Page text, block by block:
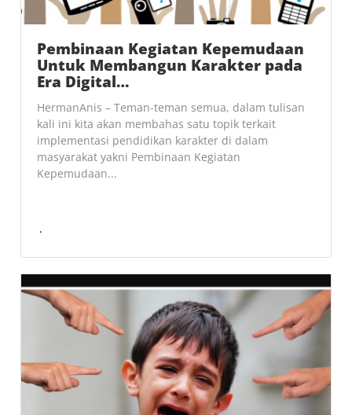
Pembinaan Kegiatan Kepemudaan
Untuk Membangun Karakter pada
Era Digital…
HermanAnis – Teman-teman semua, dalam tulisan
kali ini kita akan membahas satu topik terkait
implementasi pendidikan karakter di dalam
masyarakat yakni Pembinaan Kegiatan
Kepemudaan...